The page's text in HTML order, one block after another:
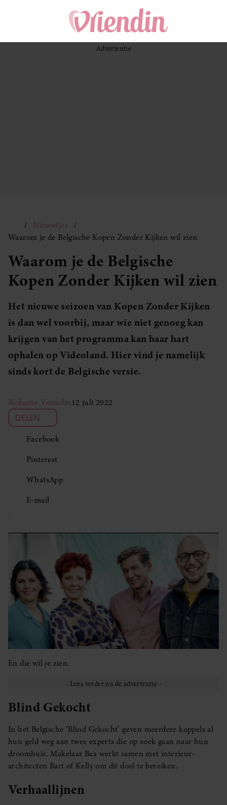
Nieuwtjes
Waarom je de Belgische Kopen Zonder Kijken wil zien
Waarom je de Belgische
Kopen Zonder Kijken wil zien
Het nieuwe seizoen van Kopen Zonder Kijken
is dan wel voorbij, maar wie niet genoeg kan
krijgen van het programma kan haar hart
ophalen op Videoland. Hier vind je namelijk
sinds kort de Belgische versie.
Redactie Vriendin12 juli 2022
DELEN
Facebook
Pinterest
WhatsApp
E-mail
En die wil je zien.
Blind Gekocht
In het Belgische ‘Blind Gekocht’ geven meerdere koppels al
hun geld weg aan twee experts die op zoek gaan naar hun
droomhuis. Makelaar Bea werkt samen met interieur-
architecten Bart of Kelly om dit doel te bereiken.
Verhaallijnen